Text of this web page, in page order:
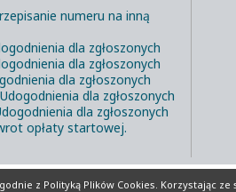
numeru na inną
dla zgłoszonych
dla zgłoszonych
dla zgłoszonych
Udogodnienia dla zgłoszonych
dla zgłoszonych
opłaty startowej.
INFORD.eu
z Polityką Plików Cookies. Korzystając